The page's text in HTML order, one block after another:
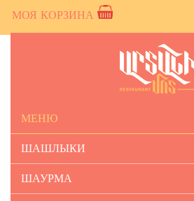
МОЯ КОРЗИНА
МЕНЮ
ШАШЛЫКИ
ШАУРМА